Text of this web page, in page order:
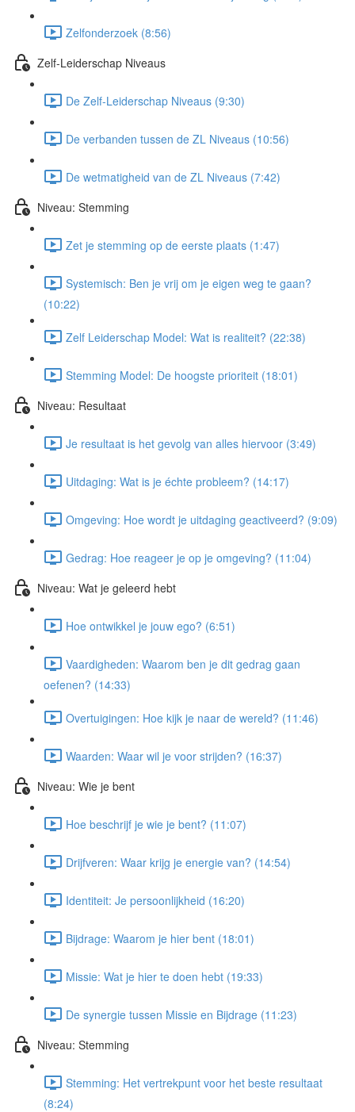
Zelfonderzoek (8:56)
Zelf-Leiderschap Niveaus
De Zelf-Leiderschap Niveaus (9:30)
De verbanden tussen de ZL Niveaus (10:56)
De wetmatigheid van de ZL Niveaus (7:42)
Niveau: Stemming
Zet je stemming op de eerste plaats (1:47)
Systemisch: Ben je vrij om je eigen weg te gaan?
(10:22)
Zelf Leiderschap Model: Wat is realiteit? (22:38)
Stemming Model: De hoogste prioriteit (18:01)
Niveau: Resultaat
Je resultaat is het gevolg van alles hiervoor (3:49)
Uitdaging: Wat is je échte probleem? (14:17)
Omgeving: Hoe wordt je uitdaging geactiveerd? (9:09)
Gedrag: Hoe reageer je op je omgeving? (11:04)
Niveau: Wat je geleerd hebt
Hoe ontwikkel je jouw ego? (6:51)
Vaardigheden: Waarom ben je dit gedrag gaan
oefenen? (14:33)
Overtuigingen: Hoe kijk je naar de wereld? (11:46)
Waarden: Waar wil je voor strijden? (16:37)
Niveau: Wie je bent
Hoe beschrijf je wie je bent? (11:07)
Drijfveren: Waar krijg je energie van? (14:54)
Identiteit: Je persoonlijkheid (16:20)
Bijdrage: Waarom je hier bent (18:01)
Missie: Wat je hier te doen hebt (19:33)
De synergie tussen Missie en Bijdrage (11:23)
Niveau: Stemming
Stemming: Het vertrekpunt voor het beste resultaat
(8:24)